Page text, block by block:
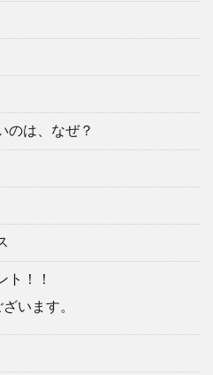
のは、なぜ？
ト！！
います。